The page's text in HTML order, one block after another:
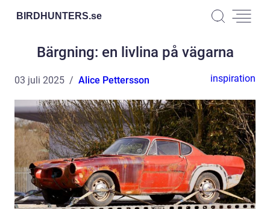
BIRDHUNTERS.se
Bärgning: en livlina på vägarna
03 juli 2025 Alice Pettersson inspiration